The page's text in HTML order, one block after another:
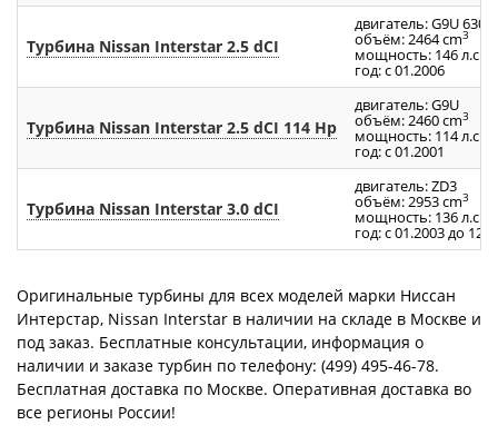
Турбина Nissan Interstar 2.5 dCI
двигатель: G9U 630-
объём: 2464 cm3
мощность: 146 л.с.
год: с 01.2006
Турбина Nissan Interstar 2.5 dCI 114 Hp
двигатель: G9U
объём: 2460 cm3
мощность: 114 л.с.
год: с 01.2001
Турбина Nissan Interstar 3.0 dCI
двигатель: ZD3
объём: 2953 cm3
мощность: 136 л.с.
год: с 01.2003 до
Оригинальные турбины для всех моделей марки Ниссан
Интерстар, Nissan Interstar в наличии на складе в Москве и
под заказ. Бесплатные консультации, информация о
наличии и заказе турбин по телефону: (499) 495-46-78.
Бесплатная доставка по Москве. Оперативная доставка во
все регионы России!